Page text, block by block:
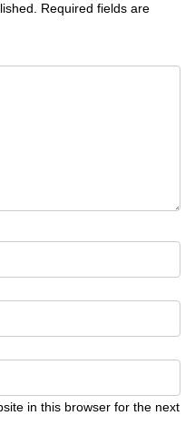
Required fields are
in this browser for the next